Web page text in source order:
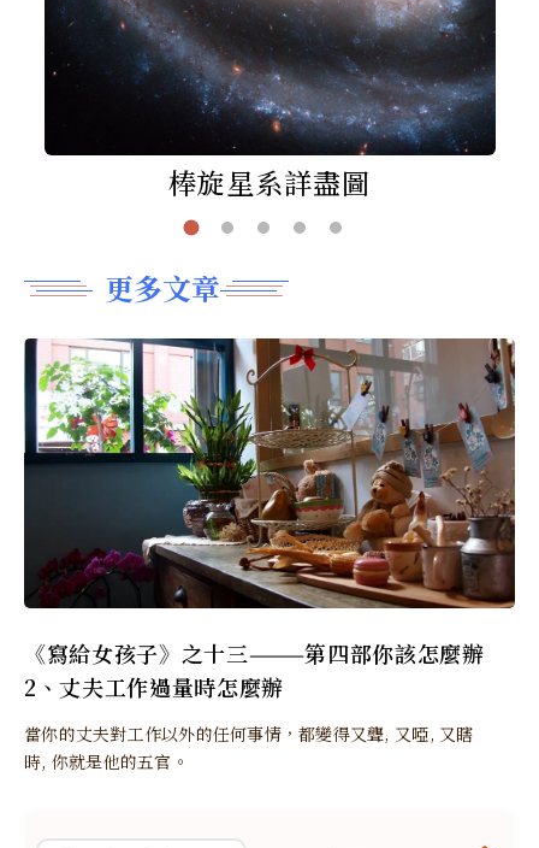
棒旋星系詳盡圖
更多文章
《寫給女孩子》之十三———第四部你該怎麼辦
2、丈夫工作過量時怎麼辦
當你的丈夫對工作以外的任何事情，都變得又聾, 又啞, 又瞎
時, 你就是他的五官。